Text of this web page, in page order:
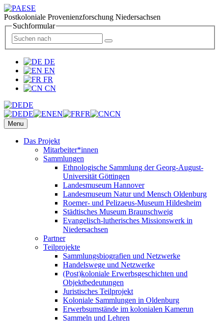
Postkoloniale Provenienzforschung Niedersachsen
Suchformular
DE
EN
FR
CN
DE
DE
EN FR CN
Menu
Das Projekt
Mitarbeiter*innen
Sammlungen
Ethnologische Sammlung der Georg-August-
Universität Göttingen
Landesmuseum Hannover
Landesmuseum Natur und Mensch Oldenburg
Roemer- und Pelizaeus-Museum Hildesheim
Städtisches Museum Braunschweig
Evangelisch-lutherisches Missionswerk in
Niedersachsen
Partner
Teilprojekte
Sammlungsbiografien und Netzwerke
Handelswege und Netzwerke
(Post)koloniale Erwerbsgeschichten und
Objektbedeutungen
Juristisches Teilprojekt
Koloniale Sammlungen in Oldenburg
Erwerbsumstände im kolonialen Kamerun
Sammeln und Lehren